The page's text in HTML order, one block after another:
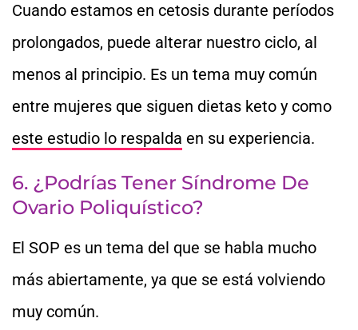
Cuando estamos en cetosis durante períodos
prolongados, puede alterar nuestro ciclo, al
menos al principio. Es un tema muy común
entre mujeres que siguen dietas keto y como
este estudio lo respalda en su experiencia.
6. ¿Podrías Tener Síndrome De
Ovario Poliquístico?
El SOP es un tema del que se habla mucho
más abiertamente, ya que se está volviendo
muy común.